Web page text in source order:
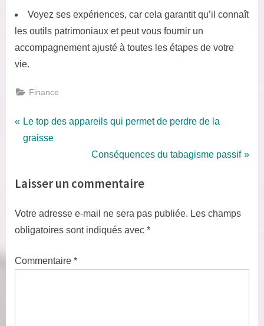
Voyez ses expériences, car cela garantit qu’il connaît
les outils patrimoniaux et peut vous fournir un
accompagnement ajusté à toutes les étapes de votre
vie.
Finance
Navigation
de
l’article
P
r
i
u
s
o
Le top des appareils qui permet de perdre de la
graisse
N
x
P
o
t
Conséquences du tabagisme passif
Laisser un commentaire
Votre adresse e-mail ne sera pas publiée. Les champs
obligatoires sont indiqués avec *
Commentaire *